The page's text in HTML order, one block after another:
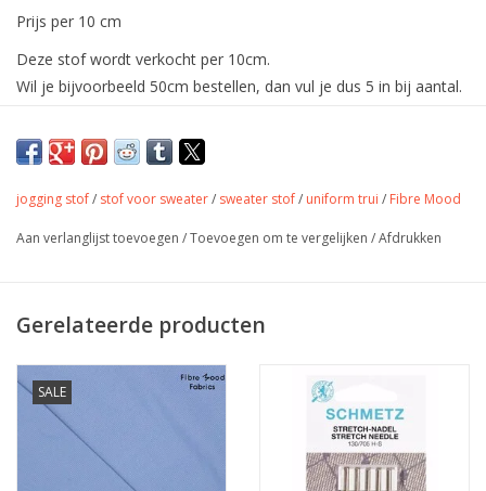
Prijs per 10 cm
Deze stof wordt verkocht per 10cm.
Wil je bijvoorbeeld 50cm bestellen, dan vul je dus 5 in bij aantal.
Effen jogging met zachte binnenkant
met matchende boorstof van Fibre Mood.
Met bijpassende boordstof
licht blauw
Stofbreedte
140 cm
Samenstelling
80% organic katoen 20%PL
Gewicht
Toepassing
Label
biokatoen
jogging stof/ stof voor sweater/ sweater stof/ uniform trui / Fibre Mood
Aan verlanglijst toevoegen /Toevoegen om te vergelijken /Afdrukken
Gerelateerde producten
SALE